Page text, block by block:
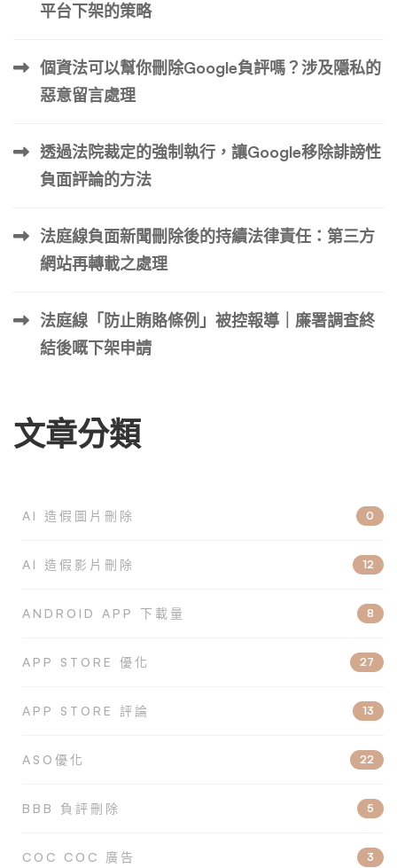
體指出錯誤點3]： (例如：報導中使用的[某張照片]未經本人
條理地列出所有錯誤點，每點說明為何不實，並盡可能提供
證據佐證或說明證據來源)* 基於上述事實錯誤 …
平台下架的策略
個資法可以幫你刪除Google負評嗎？涉及隱私的
惡意留言處理
透過法院裁定的強制執行，讓Google移除誹謗性
負面評論的方法
法庭線負面新聞刪除後的持續法律責任：第三方
網站再轉載之處理
法庭線「防止賄賂條例」被控報導｜廉署調查終
結後嘅下架申請
文章分類
AI 造假圖片刪除 0
AI 造假影片刪除 12
ANDROID APP 下載量 8
APP STORE 優化 27
APP STORE 評論 13
ASO優化 22
BBB 負評刪除 5
COC COC 廣告 3